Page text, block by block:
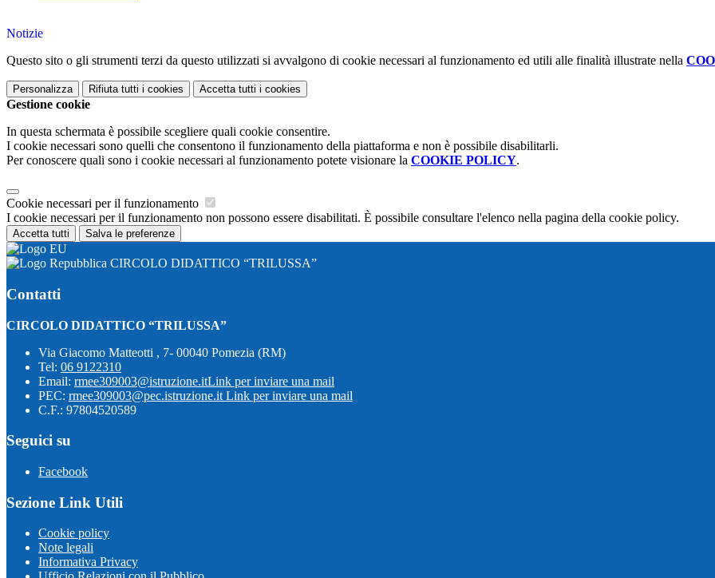
Notizie
Questo sito o gli strumenti terzi da questo utilizzati si avvalgono di cookie necessari al funzionamento ed utili alle finalità illustrate nella
Personalizza Rifiuta tutti i cookies Accetta tutti i cookies
Gestione cookie
In questa schermata è possibile scegliere quali cookie consentire.
I cookie necessari sono quelli che consentono il funzionamento della piattaforma e non è possibile disabilitarli.
Per conoscere quali sono i cookie necessari al funzionamento potete visionare la COOKIE POLICY.
Cookie necessari per il funzionamento
I cookie necessari per il funzionamento non possono essere disabilitati. È possibile consultare l'elenco nella pagina della cookie policy.
Accetta tutti Salva le preferenze
CIRCOLO DIDATTICO “TRILUSSA”
Contatti
CIRCOLO DIDATTICO “TRILUSSA”
Via Giacomo Matteotti , 7- 00040 Pomezia (RM)
Tel: 06 9122310
Email: rmee309003@istruzione.itLink per inviare una mail
PEC: rmee309003@pec.istruzione.it Link per inviare una mail
C.F.: 97804520589
Seguici su
Facebook
Sezione Link Utili
Cookie policy
Note legali
Informativa Privacy